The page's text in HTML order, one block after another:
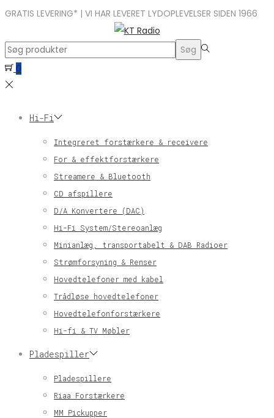
GRATIS LEVERING* | VI HAR LEVERET LYDOPLEVELSER SIDEN 1966
Search
for:>
Søg
0
Hi-Fi
Integreret forstærkere & receivere
For & effektforstærkere
Streamere & Bluetooth
CD afspillere
D/A Konvertere (DAC)
Hi-Fi System/Stereoanlæg
Minianlæg, transportabelt & DAB Radioer
Strømforsyning & Renser
Hovedtelefoner med kabel
Trådløse hovedtelefoner
Hovedtelefonforstærkere
Hi-fi & TV Møbler
Pladespiller
Pladespillere
Riaa Forstærkere
MM Pickupper